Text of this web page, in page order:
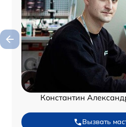
Константин
Вызвать